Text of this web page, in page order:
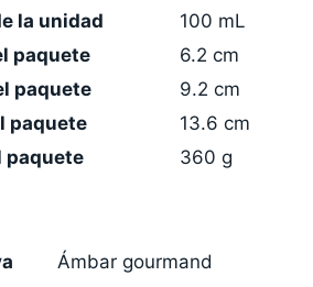
la unidad
100 mL
paquete
6.2 cm
paquete
9.2 cm
paquete
13.6 cm
paquete
360 g
Ámbar gourmand